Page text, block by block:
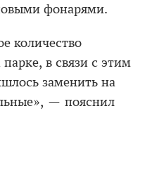
фонарями.
количество
в связи с этим
заменить на
— пояснил